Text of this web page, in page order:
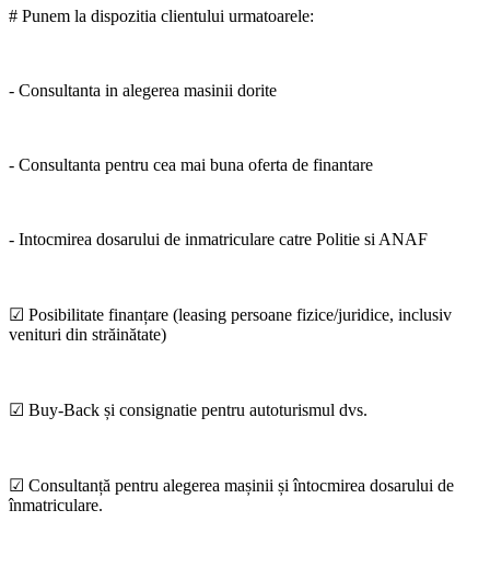
# Punem la dispozitia clientului urmatoarele:
- Consultanta in alegerea masinii dorite
- Consultanta pentru cea mai buna oferta de finantare
- Intocmirea dosarului de inmatriculare catre Politie si ANAF
☑ Posibilitate finanțare (leasing persoane fizice/juridice, inclusiv
venituri din străinătate)
☑ Buy-Back și consignatie pentru autoturismul dvs.
☑ Consultanță pentru alegerea mașinii și întocmirea dosarului de
înmatriculare.